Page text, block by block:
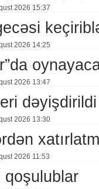
2026 15:37
2026 14:25
2026 13:47
dəyişdirildi
2026 13:30
2026 11:53
qoşulublar